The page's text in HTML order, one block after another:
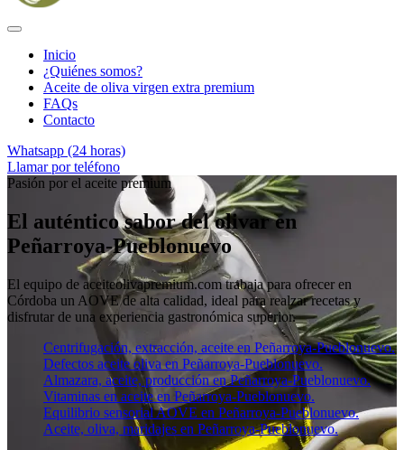
Inicio
¿Quiénes somos?
Aceite de oliva virgen extra premium
FAQs
Contacto
Whatsapp (24 horas)
Llamar por teléfono
Pasión por el aceite premium
El auténtico sabor del olivar en
Peñarroya-Pueblonuevo
El equipo de aceiteolivapremium.com trabaja para ofrecer en
Córdoba un AOVE de alta calidad, ideal para realzar recetas y
disfrutar de una experiencia gastronómica superior.
Centrifugación, extracción, aceite en Peñarroya-Pueblonuevo.
Defectos aceite oliva en Peñarroya-Pueblonuevo.
Almazara, aceite, producción en Peñarroya-Pueblonuevo.
Vitaminas en aceite en Peñarroya-Pueblonuevo.
Equilibrio sensorial AOVE en Peñarroya-Pueblonuevo.
Aceite, oliva, maridajes en Peñarroya-Pueblonuevo.